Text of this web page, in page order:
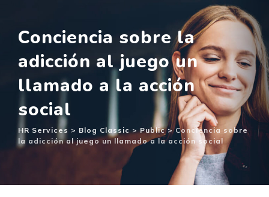
Conciencia sobre la
adicción al juego un
llamado a la acción
social
HR Services > Blog Classic>Public>Conciencia sobre
la adicción al juego un llamado a la acción social